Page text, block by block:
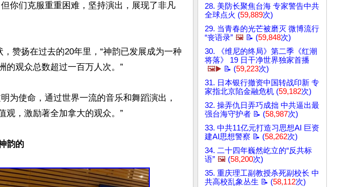
你们克服重重困难，坚持演出，展现了非凡
赞扬在过去的20年里，“神韵已发展成为一种
的观众总数超过一百万人次。”
为使命，通过世界一流的音乐和舞蹈演出，
观，激励著全加拿大的观众。”
韵的
28. 美防长聚焦台海 专家警告中共
全球点火 (59,889次)
29. 当青春的光芒被磨灭 微博流行
“丧语录” 🖼️ 📝 (59,848次)
30. 《维尼的终局》第二季《红潮
将落》 19 日干净世界独家首播
🖼️▶️ 📝 (59,223次)
31. 日本银行撤资中国转战印新 专
家指北京陷金融危机 (59,182次)
32. 操弄仇日弄巧成拙 中共逼出最
强台海守护者 📝 (58,987次)
33. 中共11亿元打造习思想AI 巨资
建AI思想警察 📝 (58,262次)
34. 二十四年巍然屹立的“反共标
语” 🖼️ (58,200次)
35. 重庆理工副教授杀死副校长 中
共高校乱象丛生 📝 (58,112次)